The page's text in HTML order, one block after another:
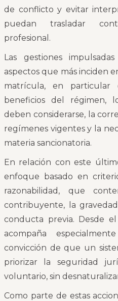
de conflicto y evitar
puedan trasladar
profesional.
Las gestiones
aspectos que más inciden
matrícula, en
beneficios del régimen,
deben considerarse, la
regímenes vigentes y la
materia sancionatoria.
En relación con este
enfoque basado en
razonabilidad, que
contribuyente, la
conducta previa. Desde
acompaña
convicción de que un
priorizar la seguridad
voluntario, sin
Como parte de estas